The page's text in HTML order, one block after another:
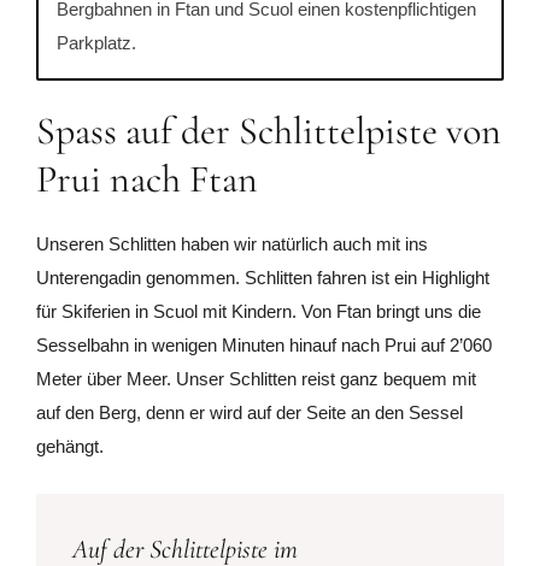
Bergbahnen in Ftan und Scuol einen kostenpflichtigen
Parkplatz.
Spass auf der Schlittelpiste von
Prui nach Ftan
Unseren Schlitten haben wir natürlich auch mit ins
Unterengadin genommen. Schlitten fahren ist ein Highlight
für Skiferien in Scuol mit Kindern. Von Ftan bringt uns die
Sesselbahn in wenigen Minuten hinauf nach Prui auf 2’060
Meter über Meer. Unser Schlitten reist ganz bequem mit
auf den Berg, denn er wird auf der Seite an den Sessel
gehängt.
Auf der Schlittelpiste im